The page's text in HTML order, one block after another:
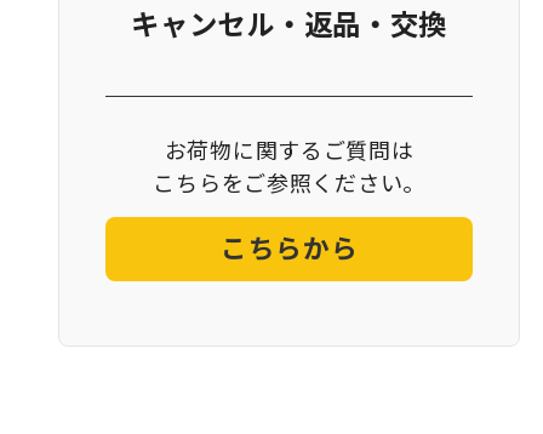
キャンセル・返品・交換
お荷物に関するご質問は
こちらをご参照ください。
こちらから